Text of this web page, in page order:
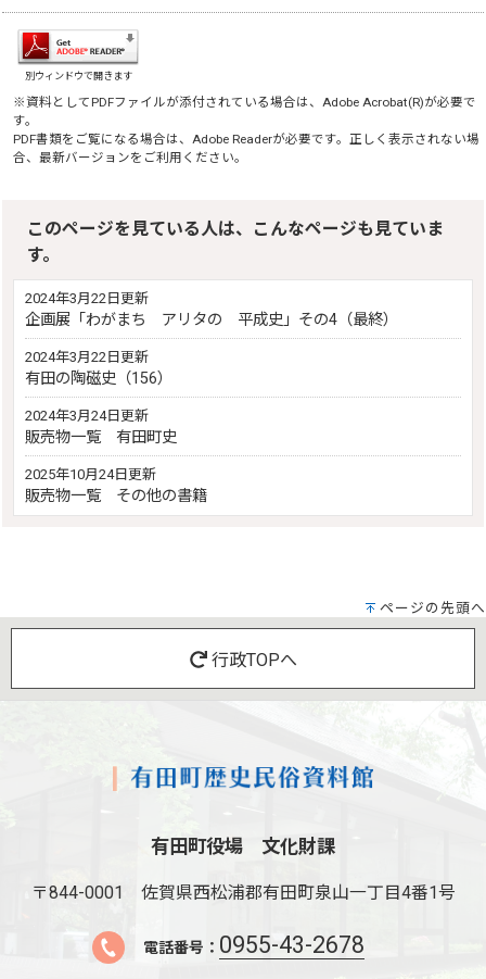
別ウィンドウで開きます
※資料としてPDFファイルが添付されている場合は、Adobe Acrobat(R)が必要で
す。
PDF書類をご覧になる場合は、Adobe Readerが必要です。正しく表示されない場
合、最新バージョンをご利用ください。
このページを見ている人は、こんなページも見ていま
す。
2024年3月22日更新
企画展「わがまち アリタの 平成史」その4（最終）
2024年3月22日更新
有田の陶磁史（156）
2024年3月24日更新
販売物一覧 有田町史
2025年10月24日更新
販売物一覧 その他の書籍
ページの先頭へ
行政TOPへ
有田町役場 文化財課
〒844-0001 佐賀県西松浦郡有田町泉山一丁目4番1号
電話番号： 0955-43-2678